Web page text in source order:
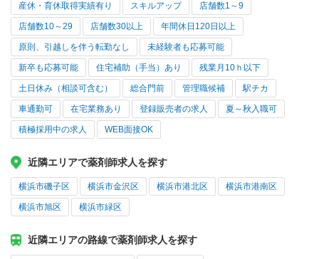
産休・育休取得実績有り スキルアップ 店舗数1～9
店舗数10～29 店舗数30以上 年間休日120日以上
原則、引越しを伴う転勤なし 未経験者も応募可能
新卒も応募可能 住宅補助（手当）あり 残業月10ｈ以下
土日休み（相談可含む） 総合門前 管理職候補 駅チカ
車通勤可 在宅業務あり 登録販売者の求人 夏～秋入職可
積極採用中の求人 WEB面接OK
近隣エリアで薬剤師求人を探す
横浜市磯子区 横浜市金沢区 横浜市港北区 横浜市港南区
横浜市旭区 横浜市緑区
近隣エリアの路線で薬剤師求人を探す